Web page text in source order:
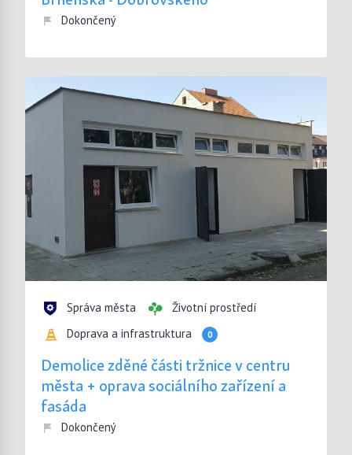
Dokončený
Správa města
Životní prostředí
Doprava a infrastruktura
0
Demolice zděné části tržnice v centru
města + oprava sociálního zařízení a
fasáda
Dokončený